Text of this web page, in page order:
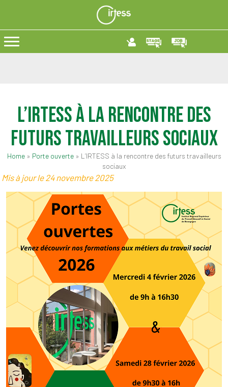
L’IRTESS à la rencontre des
futurs travailleurs sociaux
Home » Porte ouverte » L’IRTESS à la rencontre des futurs travailleurs
sociaux
Mis à jour le 24 novembre 2025